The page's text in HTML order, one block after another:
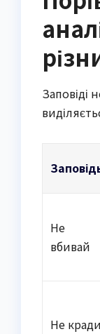
Заповіді
Не
вбивай
Не кради